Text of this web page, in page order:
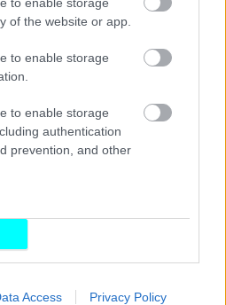
of the website or app.
to enable storage
to enable storage
authentication
prevention, and other
Access Privacy Policy